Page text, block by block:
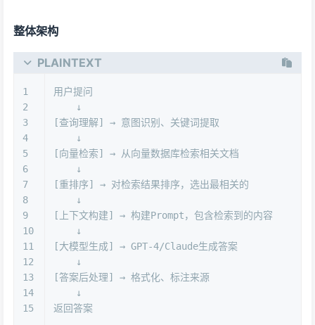
整体架构
PLAINTEXT
1
2
3
4
5
6
7
8
9
10
11
12
13
14
15
用户提问
    ↓
[查询理解] → 意图识别、关键词提取
    ↓
[向量检索] → 从向量数据库检索相关文档
    ↓
[重排序] → 对检索结果排序，选出最相关的
    ↓
[上下文构建] → 构建Prompt，包含检索到的内容
    ↓
[大模型生成] → GPT-4/Claude生成答案
    ↓
[答案后处理] → 格式化、标注来源
    ↓
返回答案